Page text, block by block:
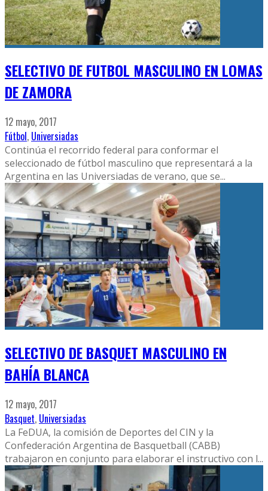
SELECTIVO DE FUTBOL MASCULINO EN LOMAS
DE ZAMORA
12 mayo, 2017
Fútbol, Universiadas
Continúa el recorrido federal para conformar el
seleccionado de fútbol masculino que representará a la
Argentina en las Universiadas de verano, que se...
SELECTIVO DE BASQUET MASCULINO EN
BAHÍA BLANCA
12 mayo, 2017
Basquet, Universiadas
La FeDUA, la comisión de Deportes del CIN y la
Confederación Argentina de Basquetball (CABB)
trabajaron en conjunto para elaborar el instructivo con l...